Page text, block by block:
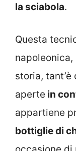
la sciabola.
Questa
napoleonica,
storia,
aperte in
appartiene
bottiglie di